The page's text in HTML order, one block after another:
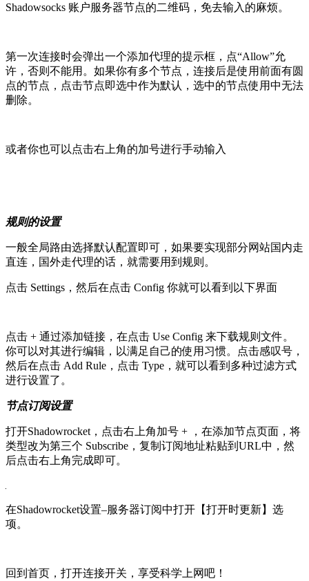
Shadowsocks 账户服务器节点的二维码，免去输入的麻烦。
第一次连接时会弹出一个添加代理的提示框，点“Allow”允
许，否则不能用。如果你有多个节点，连接后是使用前面有圆
点的节点，点击节点即选中作为默认，选中的节点使用中无法
删除。
或者你也可以点击右上角的加号进行手动输入
规则的设置
一般全局路由选择默认配置即可，如果要实现部分网站国内走
直连，国外走代理的话，就需要用到规则。
点击 Settings，然后在点击 Config 你就可以看到以下界面
点击 + 通过添加链接，在点击 Use Config 来下载规则文件。
你可以对其进行编辑，以满足自己的使用习惯。点击感叹号，
然后在点击 Add Rule，点击 Type，就可以看到多种过滤方式
进行设置了。
节点订阅设置
打开Shadowrocket，点击右上角加号 + ，在添加节点页面，将
类型改为第三个 Subscribe，复制订阅地址粘贴到URL中，然
后点击右上角完成即可。
在Shadowrocket设置–服务器订阅中打开【打开时更新】选
项。
回到首页，打开连接开关，享受科学上网吧！